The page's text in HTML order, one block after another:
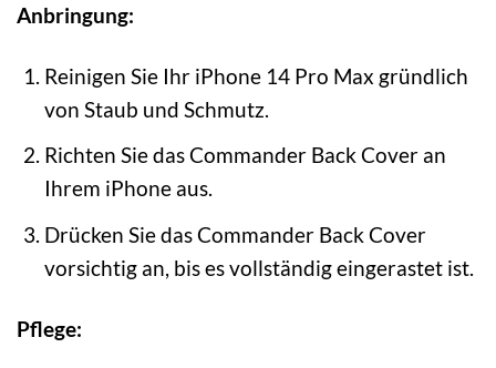
Anbringung:
Reinigen Sie Ihr iPhone 14 Pro Max gründlich
von Staub und Schmutz.
Richten Sie das Commander Back Cover an
Ihrem iPhone aus.
Drücken Sie das Commander Back Cover
vorsichtig an, bis es vollständig eingerastet ist.
Pflege: